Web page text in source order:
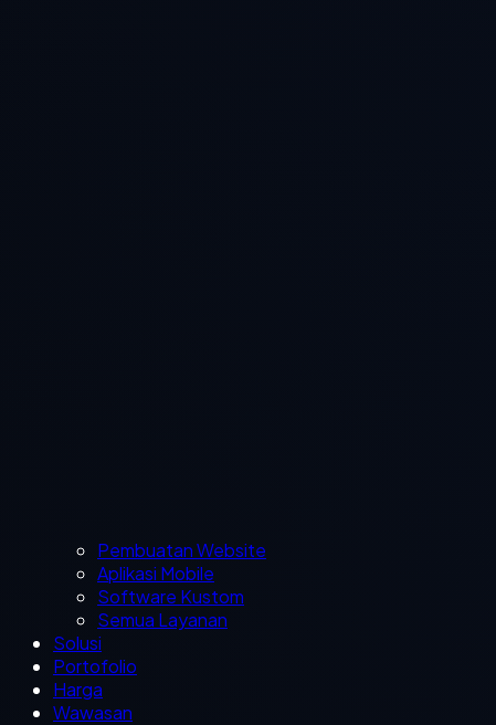
Pembuatan Website
Aplikasi Mobile
Software Kustom
Semua Layanan
Solusi
Portofolio
Harga
Wawasan